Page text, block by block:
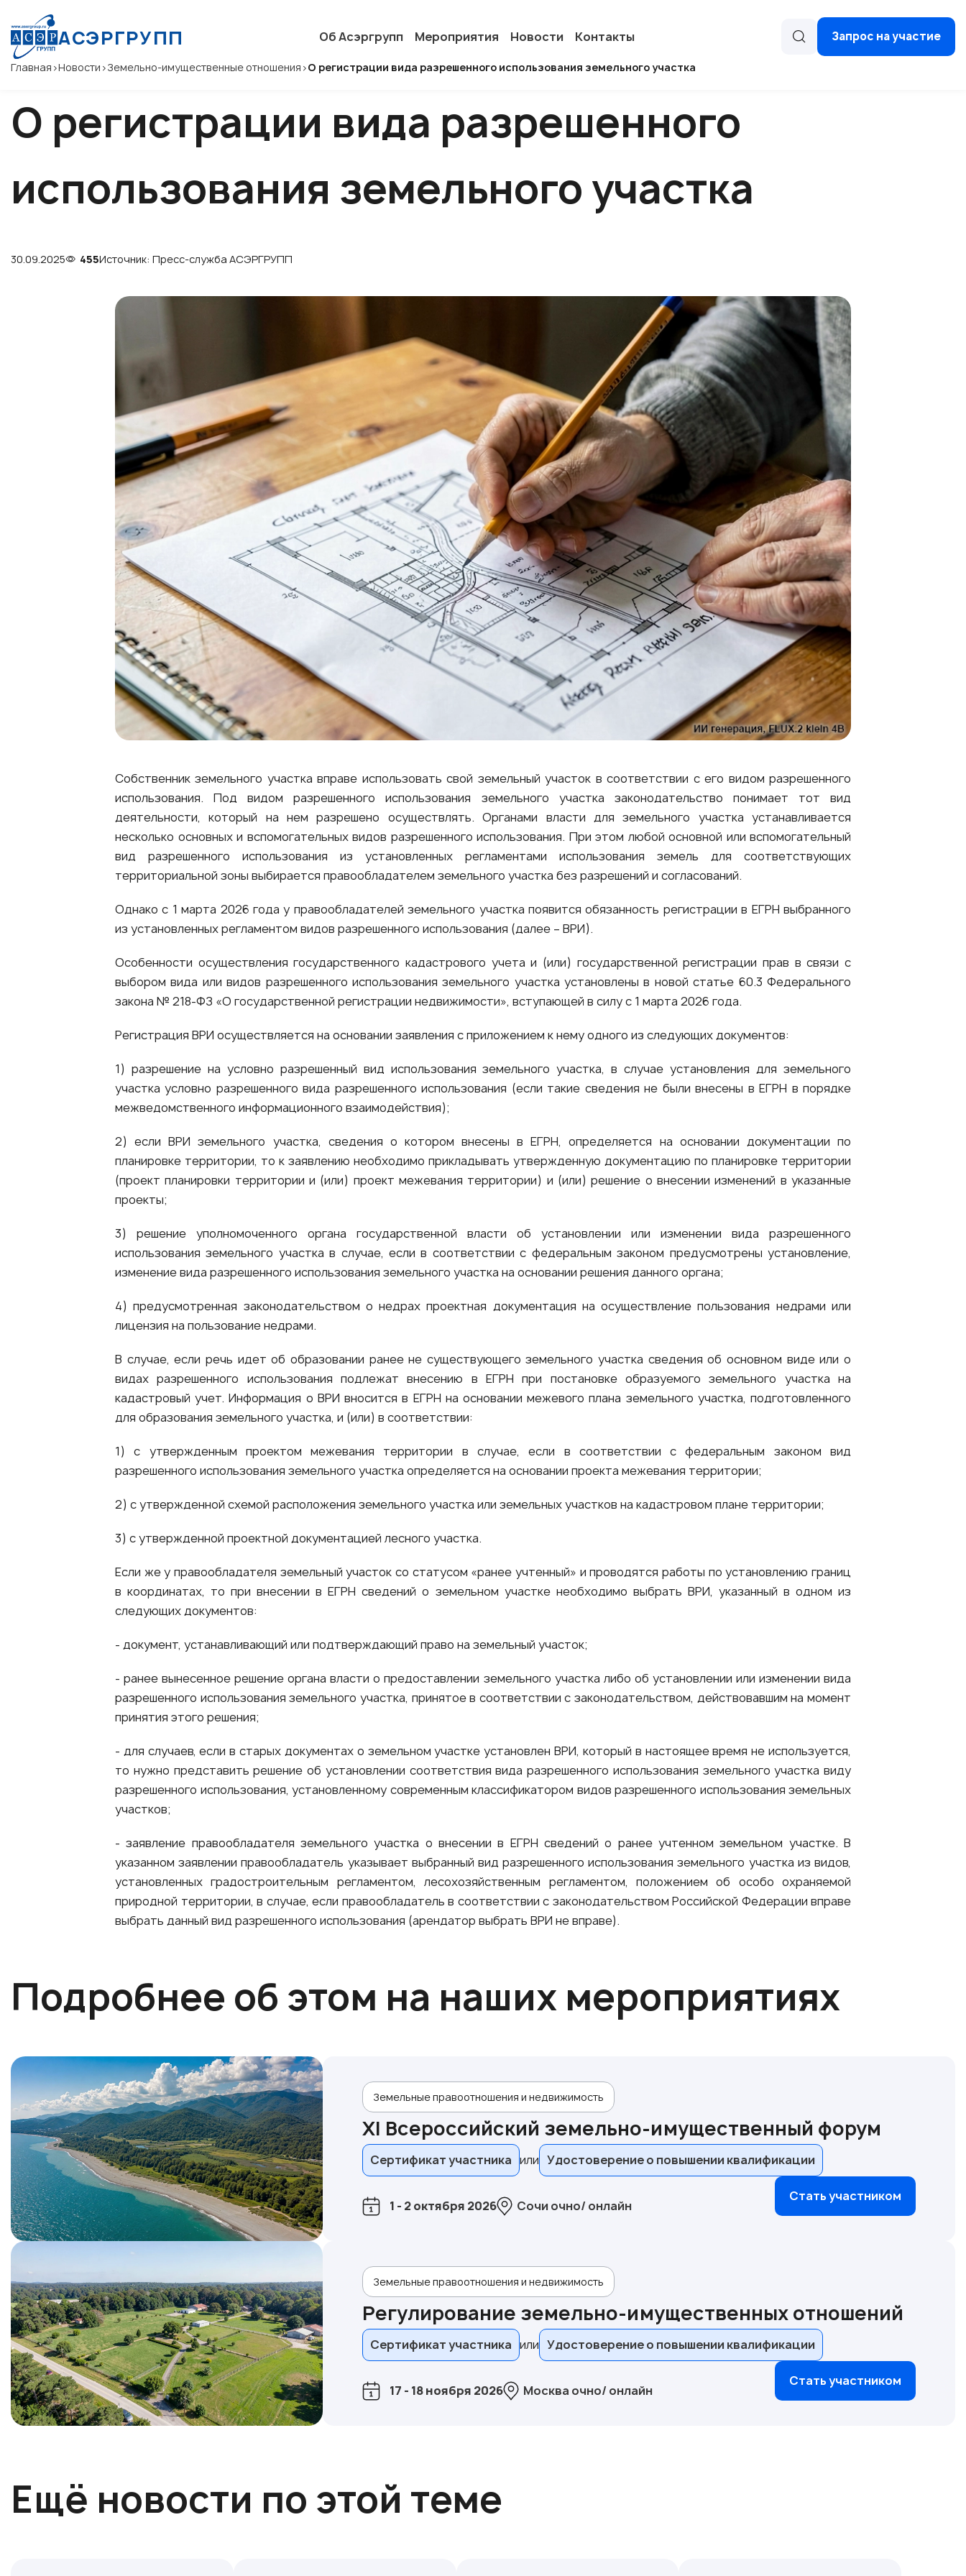
АСЭРГРУПП Об Асэргрупп Мероприятия Новости Контакты Запрос на участие
Главная >Новости >Земельно-имущественные отношения >О регистрации вида разрешенного использования земельного участка
О регистрации вида разрешенного
использования земельного участка
30.09.2025 455Источник: Пресс-служба АСЭРГРУПП
Собственник земельного участка вправе использовать свой земельный участок в соответствии с его видом разрешенного
использования. Под видом разрешенного использования земельного участка законодательство понимает тот вид
деятельности, который на нем разрешено осуществлять. Органами власти для земельного участка устанавливается
несколько основных и вспомогательных видов разрешенного использования. При этом любой основной или вспомогательный
вид разрешенного использования из установленных регламентами использования земель для соответствующих
территориальной зоны выбирается правообладателем земельного участка без разрешений и согласований.
Однако с 1 марта 2026 года у правообладателей земельного участка появится обязанность регистрации в ЕГРН выбранного
из установленных регламентом видов разрешенного использования (далее – ВРИ).
Особенности осуществления государственного кадастрового учета и (или) государственной регистрации прав в связи с
выбором вида или видов разрешенного использования земельного участка установлены в новой статье 60.3 Федерального
закона № 218-ФЗ «О государственной регистрации недвижимости», вступающей в силу с 1 марта 2026 года.
Регистрация ВРИ осуществляется на основании заявления с приложением к нему одного из следующих документов:
1) разрешение на условно разрешенный вид использования земельного участка, в случае установления для земельного
участка условно разрешенного вида разрешенного использования (если такие сведения не были внесены в ЕГРН в порядке
межведомственного информационного взаимодействия);
2) если ВРИ земельного участка, сведения о котором внесены в ЕГРН, определяется на основании документации по
планировке территории, то к заявлению необходимо прикладывать утвержденную документацию по планировке территории
(проект планировки территории и (или) проект межевания территории) и (или) решение о внесении изменений в указанные
проекты;
3) решение уполномоченного органа государственной власти об установлении или изменении вида разрешенного
использования земельного участка в случае, если в соответствии с федеральным законом предусмотрены установление,
изменение вида разрешенного использования земельного участка на основании решения данного органа;
4) предусмотренная законодательством о недрах проектная документация на осуществление пользования недрами или
лицензия на пользование недрами.
В случае, если речь идет об образовании ранее не существующего земельного участка сведения об основном виде или о
видах разрешенного использования подлежат внесению в ЕГРН при постановке образуемого земельного участка на
кадастровый учет. Информация о ВРИ вносится в ЕГРН на основании межевого плана земельного участка, подготовленного
для образования земельного участка, и (или) в соответствии:
1) с утвержденным проектом межевания территории в случае, если в соответствии с федеральным законом вид
разрешенного использования земельного участка определяется на основании проекта межевания территории;
2) с утвержденной схемой расположения земельного участка или земельных участков на кадастровом плане территории;
3) с утвержденной проектной документацией лесного участка.
Если же у правообладателя земельный участок со статусом «ранее учтенный» и проводятся работы по установлению границ
в координатах, то при внесении в ЕГРН сведений о земельном участке необходимо выбрать ВРИ, указанный в одном из
следующих документов:
- документ, устанавливающий или подтверждающий право на земельный участок;
- ранее вынесенное решение органа власти о предоставлении земельного участка либо об установлении или изменении вида
разрешенного использования земельного участка, принятое в соответствии с законодательством, действовавшим на момент
принятия этого решения;
- для случаев, если в старых документах о земельном участке установлен ВРИ, который в настоящее время не используется,
то нужно представить решение об установлении соответствия вида разрешенного использования земельного участка виду
разрешенного использования, установленному современным классификатором видов разрешенного использования земельных
участков;
- заявление правообладателя земельного участка о внесении в ЕГРН сведений о ранее учтенном земельном участке. В
указанном заявлении правообладатель указывает выбранный вид разрешенного использования земельного участка из видов,
установленных градостроительным регламентом, лесохозяйственным регламентом, положением об особо охраняемой
природной территории, в случае, если правообладатель в соответствии с законодательством Российской Федерации вправе
выбрать данный вид разрешенного использования (арендатор выбрать ВРИ не вправе).
Подробнее об этом на наших мероприятиях
Земельные правоотношения и недвижимость
XI Всероссийский земельно-имущественный форум
Сертификат участника Удостоверение о повышении квалификации
1 - 2 октября 2026 Сочи очно/ онлайн
Стать участником
Земельные правоотношения и недвижимость
Регулирование земельно-имущественных отношений
Сертификат участника Удостоверение о повышении квалификации
17 - 18 ноября 2026 Москва очно/ онлайн
Стать участником
Ещё новости по этой теме